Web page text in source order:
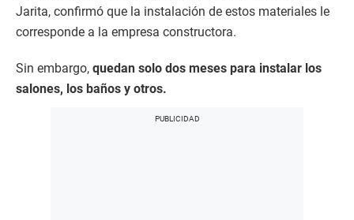
Jarita, confirmó que la instalación de estos materiales le
corresponde a la empresa constructora.
Sin embargo, quedan solo dos meses para instalar los
salones, los baños y otros.